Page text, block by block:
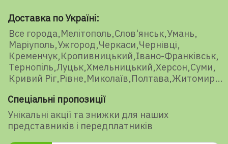
Доставка по Україні:
Все города Мелітополь Слов'янськ Умань
Маріуполь Ужгород Черкаси Чернівці
Кременчук Кропивницький Івано-Франківськ
Тернопіль Луцьк Хмельницький Херсон Суми
Кривий Ріг Рівне Миколаїв Полтава Житомир
Спеціальні пропозиції
Унікальні акції та знижки для наших
представників і передплатників